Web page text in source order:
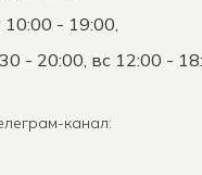
- 19:00,
- 20:00, вс 12:00 -
канал: